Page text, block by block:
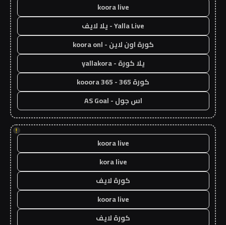
koora live
Yalla Live - يلا لايف
كورة اون لاين - koora onl
يلا كورة - yallakora
كورة 365 - kooora 365
اس جول - AS Goal
!
koora live
kora live
كورة لايف
koora live
كورة لايف